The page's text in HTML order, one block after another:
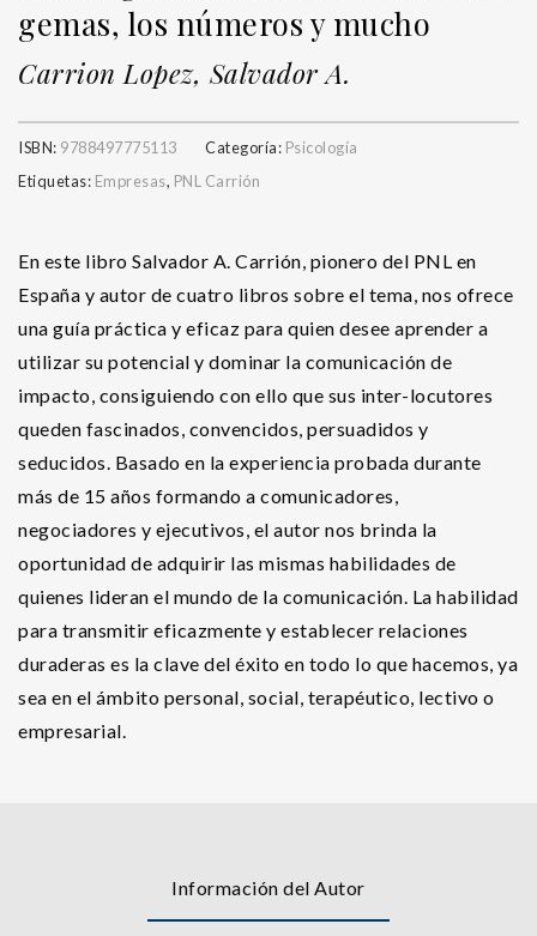
gemas, los números y mucho
Carrion Lopez, Salvador A.
ISBN: 9788497775113 Categoría: Psicología
Etiquetas: Empresas, PNL Carrión
En este libro Salvador A. Carrión, pionero del PNL en
España y autor de cuatro libros sobre el tema, nos ofrece
una guía práctica y eficaz para quien desee aprender a
utilizar su potencial y dominar la comunicación de
impacto, consiguiendo con ello que sus inter-locutores
queden fascinados, convencidos, persuadidos y
seducidos. Basado en la experiencia probada durante
más de 15 años formando a comunicadores,
negociadores y ejecutivos, el autor nos brinda la
oportunidad de adquirir las mismas habilidades de
quienes lideran el mundo de la comunicación. La habilidad
para transmitir eficazmente y establecer relaciones
duraderas es la clave del éxito en todo lo que hacemos, ya
sea en el ámbito personal, social, terapéutico, lectivo o
empresarial.
Información del Autor